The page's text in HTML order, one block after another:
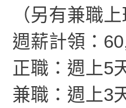
（另有兼職
週薪計領：
正職：週上5
兼職：週上3